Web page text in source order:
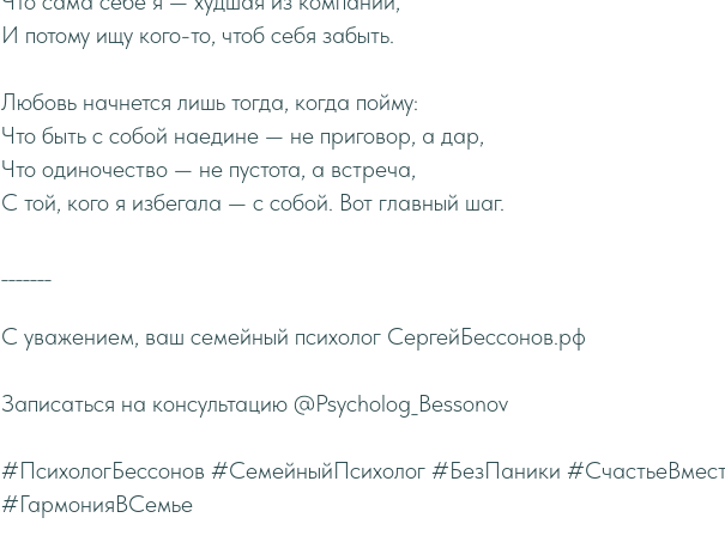
И потому ищу кого-то, чтоб себя забыть.
Любовь начнется лишь тогда, когда пойму:
Что быть с собой наедине — не приговор, а дар,
Что одиночество — не пустота, а встреча,
С той, кого я избегала — с собой. Вот главный шаг.
С уважением, ваш семейный психолог СергейБессонов.рф
Записаться на консультацию @Psycholog_Bessonov
#ПсихологБессонов #СемейныйПсихолог #БезПаники
#ГармонияВСемье